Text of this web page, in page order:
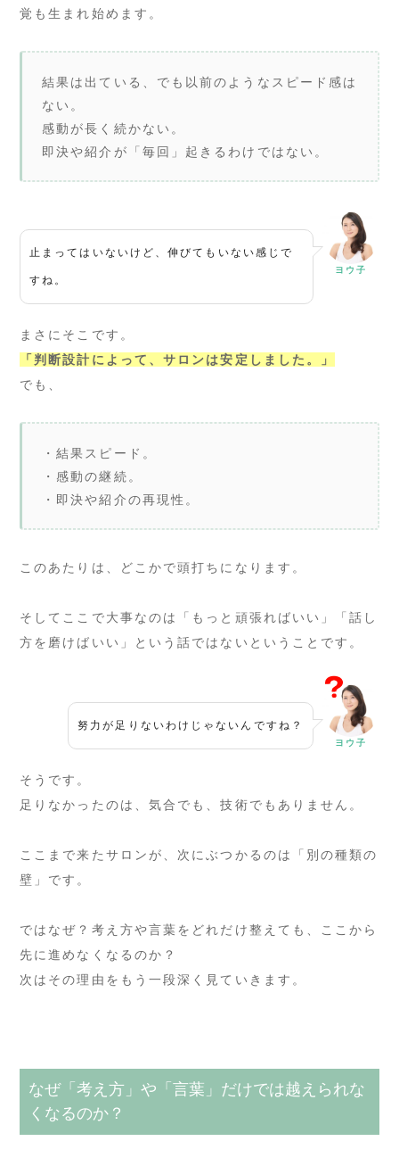
覚も生まれ始めます。
結果は出ている、でも以前のようなスピード感は
ない。
感動が長く続かない。
即決や紹介が「毎回」起きるわけではない。
止まってはいないけど、伸びてもいない感じで
すね。
ヨウ子
まさにそこです。
「判断設計によって、サロンは安定しました。」
でも、
・結果スピード。
・感動の継続。
・即決や紹介の再現性。
このあたりは、どこかで頭打ちになります。
そしてここで大事なのは「もっと頑張ればいい」「話し
方を磨けばいい」という話ではないということです。
努力が足りないわけじゃないんですね？
ヨウ子
そうです。
足りなかったのは、気合でも、技術でもありません。
ここまで来たサロンが、次にぶつかるのは「別の種類の
壁」です。
ではなぜ？考え方や言葉をどれだけ整えても、ここから
先に進めなくなるのか？
次はその理由をもう一段深く見ていきます。
なぜ「考え方」や「言葉」だけでは越えられな
くなるのか？